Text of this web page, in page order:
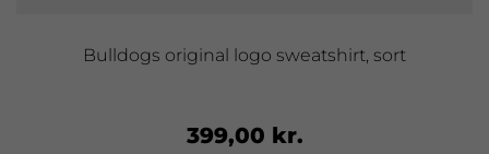
Bulldogs original logo sweatshirt, sort
399,00 kr.